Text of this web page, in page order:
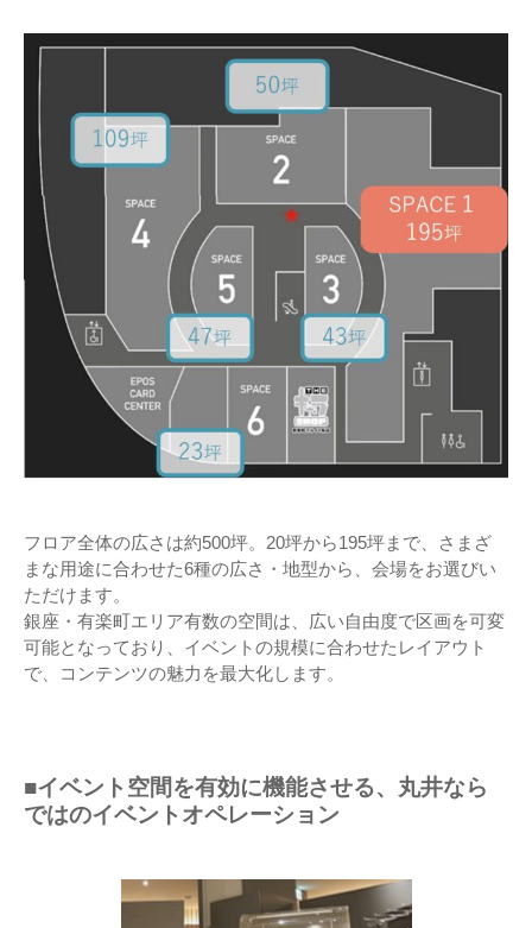
フロア全体の広さは約500坪。20坪から195坪まで、さまざ
まな用途に合わせた6種の広さ・地型から、会場をお選びい
ただけます。
銀座・有楽町エリア有数の空間は、広い自由度で区画を可変
可能となっており、イベントの規模に合わせたレイアウト
で、コンテンツの魅力を最大化します。
■イベント空間を有効に機能させる、丸井なら
ではのイベントオペレーション